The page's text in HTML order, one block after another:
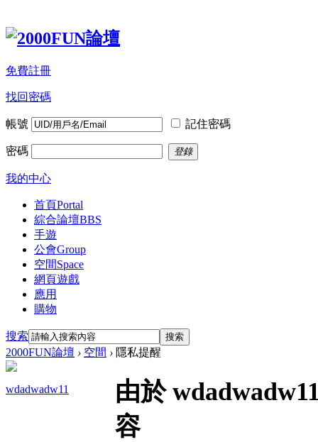
免費註冊
找回密碼
帳號 記住密碼
密碼 登錄
我的中心
首頁Portal
綜合論壇BBS
手遊
公會Group
空間Space
網頁遊戲
應用
購物
搜索 搜索
2000FUN論壇 › 空間 › 隱私提醒
wdadwadw11
由於
容